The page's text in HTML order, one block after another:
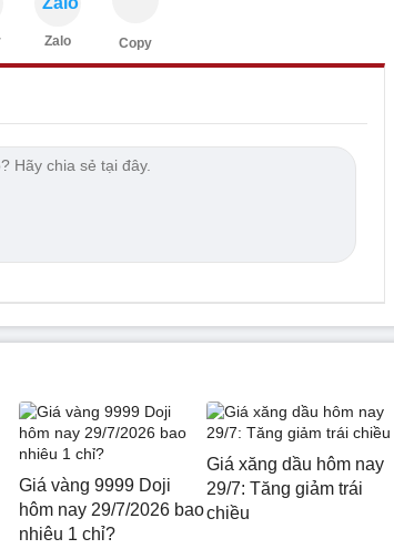
Zalo Copy
Giá vàng 9999 Doji
hôm nay 29/7/2026 bao
nhiêu 1 chỉ?
Giá xăng dầu hôm nay
29/7: Tăng giảm trái
chiều